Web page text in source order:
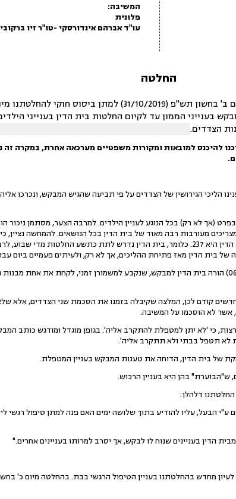
המשיבה:
פלונית
עו"ד אברהם אינדורסקי -טו"ר זיו
החלטה
לפנינו בקשת הבעל־האב (להלן – המבקש) מיום ב' בחשון תש"פ (31/10/2019)
המבקש בענייני הממון עד לקיום החלטות בית הדין בענייני
הצדדים.
להיכנס למובאות ומקורות משפטיים מערכאה אחרת, במקרה זה
הליכי הגירושין של הצדדים על פי תביעה שהגיש המבקש, ונכרכו
(אך לא רק) בכל הנוגע לעניין הילדים. למרבה הצער, מסתמן ניכור
מעורבות רבה מאוד של בית הדין בכל הנושאים. להמחשה נציין,
וחצי, ומספרה של החלטה זו במערכת המחשב של בית הדין היא 237. כלומר, בית הדין נדרש לתת כתשע
בית הדין מאז פתיחת ההליכים, אך לא רק, ולעיתים פעמיים ביום
כחלק מעניין הילדים, ביום ז' בתשרי תש"פ (06/10/2019) הורה בית הדין למבקש, שנקבע למשמורן זמני, לקחת
קודם לכן, המלצה שקיבלה בזמנו את הסכמת שני הצדדים, אלא
אשר לא הוסכמו על המשיבה.
2019) הודיע המבקש נחרצות, כי 'לא יתן למטפלת להתקרב אליה'. בגופן מוגדל ומודגש
לא תטפל בבתי ולא תתקרב אליה'.
ש"הבוערת" בהן היא בעניין הרכוש.
ע"י הבעל, עליו להודיע בתוך שלושה ימים האם פנה למתן טיפול רגשי
הדין בעניינים שנוח לו לבקש, אך יסרב למרותו בעניינים אחרים."